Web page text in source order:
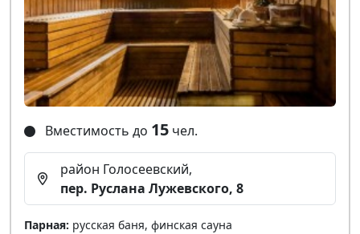
Вместимость до 15 чел.
район Голосеевский,
пер. Руслана Лужевского, 8
Парная: русская баня, финская сауна